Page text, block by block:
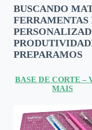
BUSCANDO
FERRAMENTAS
PREPARAMOS
BASE DE CORTE –
MAIS